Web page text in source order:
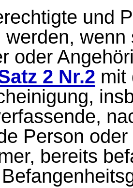
und
werden,
oder
2 Nr.2 mit
Person
bereits